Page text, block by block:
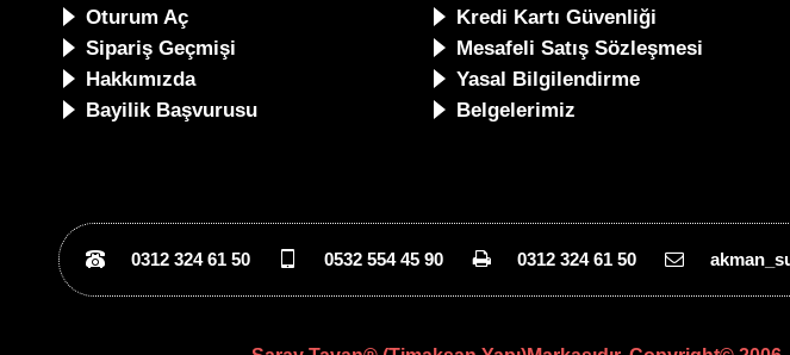
Oturum Aç
Sipariş Geçmişi
Hakkımızda
Bayilik Başvurusu
Kredi Kartı Güvenliği
Mesafeli Satış Sözleşmesi
Yasal Bilgilendirme
Belgelerimiz
0312 324 61 50 0532 554 45 90 0312 324 61 50